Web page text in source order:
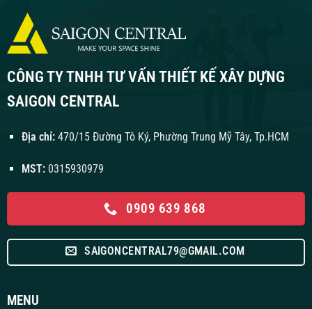
CÔNG TY TNHH TƯ VẤN THIẾT KẾ XÂY DỰNG
SAIGON CENTRAL
Địa chỉ:470/15 Đường Tô Ký, Phường Trung Mỹ Tây, Tp.HCM
MST: 0315930979
0909 639 868
SAIGONCENTRAL79@GMAIL.COM
MENU